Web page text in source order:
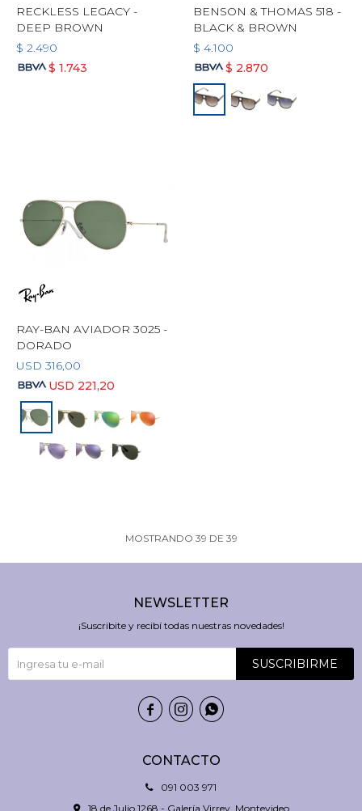
RECKLESS LEGACY -
DEEP BROWN
$ 2.490
$ 1.743
BENSON & THOMAS 518 -
BLACK & BROWN
$ 4.100
$ 2.870
RAY-BAN AVIADOR 3025 -
DORADO
USD 316,00
USD 221,20
MOSTRANDO 39 DE 39
CONTACTO
091 003 971
18 de Julio 1268 - Galería Virrey, Montevideo
NEWSLETTER
¡Suscribite y recibí todas nuestras novedades!
SUSCRIBIRME
  